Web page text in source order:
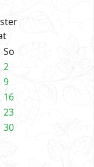
So
2
9
16
23
30